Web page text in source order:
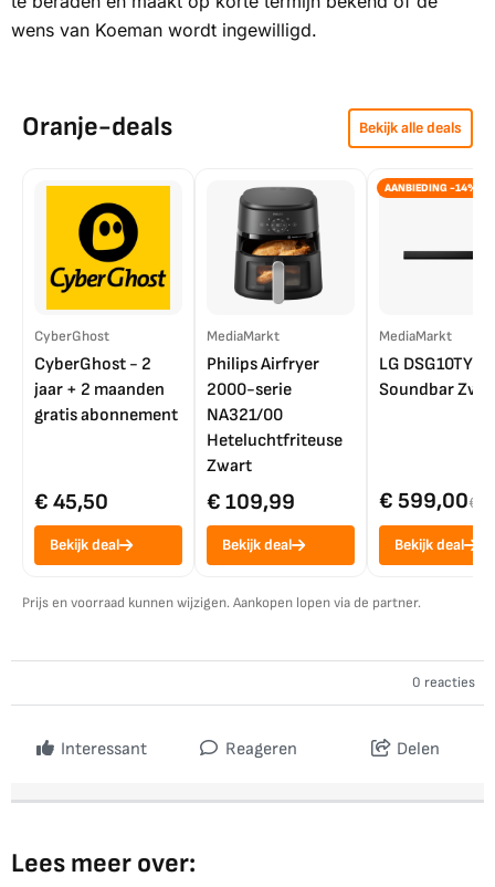
wens van Koeman wordt ingewilligd.
Oranje-deals Bekijk alle deals
CyberGhost
CyberGhost - 2
jaar + 2 maanden
gratis abonnement
€ 45,50
Bekijk deal
MediaMarkt
Philips Airfryer
2000-serie
NA321/00
Heteluchtfriteuse
Zwart
€ 109,99
Bekijk deal
AANBIEDING -14%
MediaMarkt
LG DSG10TY
Soundbar
€ 599,00€
Bekijk deal
Prijs en voorraad kunnen wijzigen. Aankopen lopen via de partner.
0 reacties
Interessant Reageren Delen
Lees meer over: